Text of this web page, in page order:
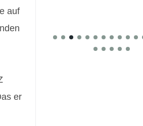
auf
er